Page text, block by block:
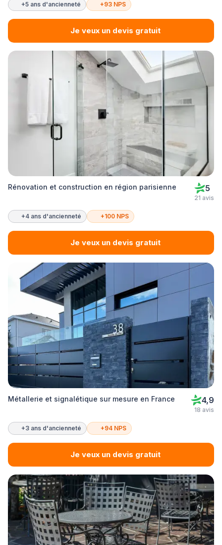
+5 ans d'ancienneté +93 NPS
Je veux un devis gratuit
Rénovation et construction en région parisienne 5
21 avis
+4 ans d'ancienneté +100 NPS
Je veux un devis gratuit
Métallerie et signalétique sur mesure en France 4,9
18 avis
+3 ans d'ancienneté +94 NPS
Je veux un devis gratuit